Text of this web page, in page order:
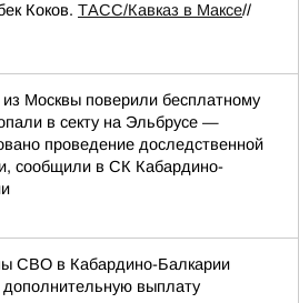
Коков. ТАСС/Кавказ в Максе//
из Москвы поверили бесплатному
в секту на Эльбрусе —
проведение доследственной
сообщили в СК Кабардино-
СВО в Кабардино-Балкарии
дополнительную выплату